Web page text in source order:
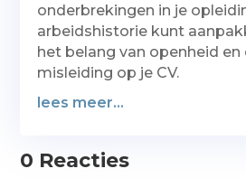
onderbrekingen in je
arbeidshistorie kunt
het belang van openheid en
misleiding op je CV.
lees meer...
0 Reacties